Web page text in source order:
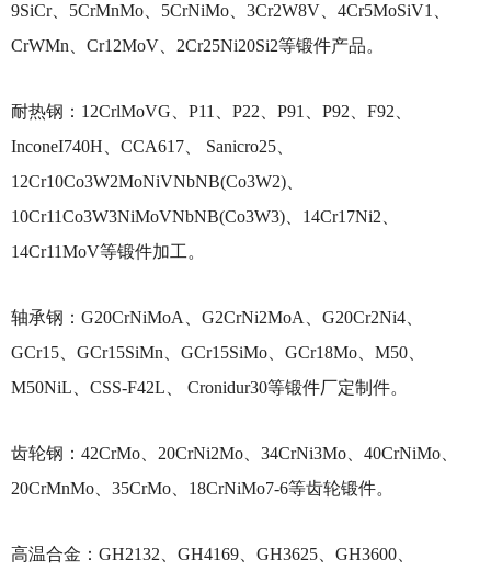
9SiCr、5CrMnMo、5CrNiMo、3Cr2W8V、4Cr5MoSiV1、
CrWMn、Cr12MoV、2Cr25Ni20Si2等锻件产品。
耐热钢： 12CrlMoVG、P11、P22、P91、P92、F92、
InconeI740H、CCA617、 Sanicro25、
12Cr10Co3W2MoNiVNbNB(Co3W2)、
10Cr11Co3W3NiMoVNbNB(Co3W3)、14Cr17Ni2、
14Cr11MoV等锻件加工。
轴承钢： G20CrNiMoA、G2CrNi2MoA、G20Cr2Ni4、
GCr15、GCr15SiMn、GCr15SiMo、GCr18Mo、M50、
M50NiL、CSS-F42L、 Cronidur30等锻件厂定制件。
齿轮钢： 42CrMo、20CrNi2Mo、34CrNi3Mo、40CrNiMo、
20CrMnMo、35CrMo、18CrNiMo7-6等齿轮锻件。
高温合金： GH2132、GH4169、GH3625、GH3600、